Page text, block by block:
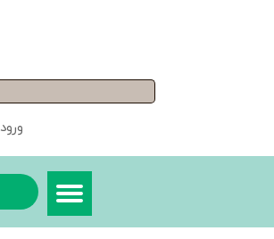
ورود
خروج از حساب کاربری